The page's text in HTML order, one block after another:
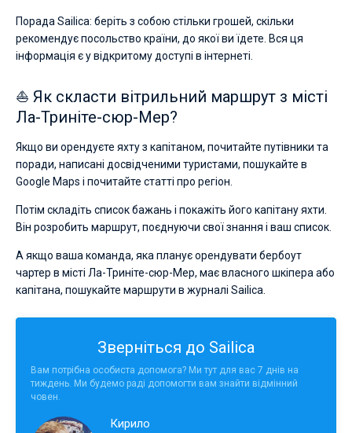
Порада Sailica: беріть з собою стільки грошей, скільки
рекомендує посольство країни, до якої ви їдете. Вся ця
інформація є у відкритому доступі в інтернеті.
⛵ Як скласти вітрильний маршрут з місті
Ла-Триніте-сюр-Мер?
Якщо ви орендуєте яхту з капітаном, почитайте путівники та
поради, написані досвідченими туристами, пошукайте в
Google Maps і почитайте статті про регіон.
Потім складіть список бажань і покажіть його капітану яхти.
Він розробить маршрут, поєднуючи свої знання і ваш список.
А якщо ваша команда, яка планує орендувати бербоут
чартер в місті Ла-Триніте-сюр-Мер, має власного шкіпера або
капітана, пошукайте маршрути в журналі Sailica.
Зверніться до Sailica
Вам потрібна особиста допомога? Ми тут для вас 7 днів на
тиждень. Ми будемо раді допомогти вам знайти відмінний
човен.
Кирило